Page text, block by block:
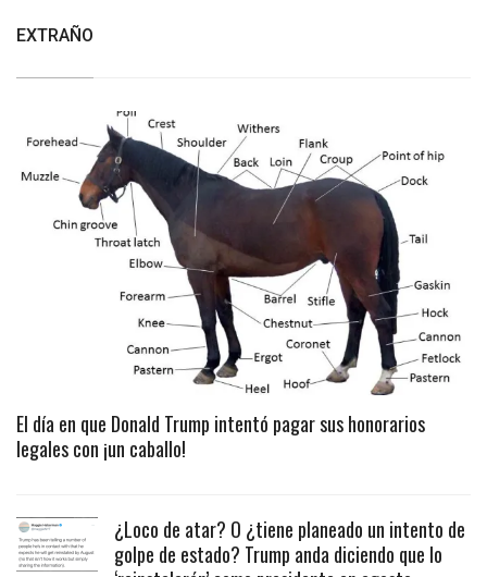
EXTRAÑO
El día en que Donald Trump intentó pagar sus honorarios
legales con ¡un caballo!
¿Loco de atar? O ¿tiene planeado un intento de
golpe de estado? Trump anda diciendo que lo